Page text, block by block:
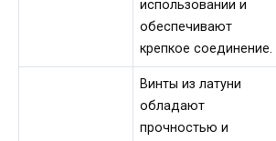
использовании и
обеспечивают
крепкое соединение.
Винты из латуни
обладают
прочностью и